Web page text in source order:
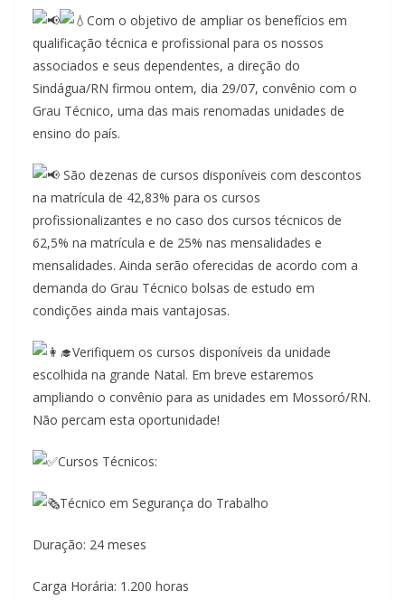
Com o objetivo de ampliar os benefícios em
qualificação técnica e profissional para os nossos
associados e seus dependentes, a direção do
Sindágua/RN firmou ontem, dia 29/07, convênio com o
Grau Técnico, uma das mais renomadas unidades de
ensino do país.
São dezenas de cursos disponíveis com descontos
na matrícula de 42,83% para os cursos
profissionalizantes e no caso dos cursos técnicos de
62,5% na matrícula e de 25% nas mensalidades e
mensalidades. Ainda serão oferecidas de acordo com a
demanda do Grau Técnico bolsas de estudo em
condições ainda mais vantajosas.
Verifiquem os cursos disponíveis da unidade
escolhida na grande Natal. Em breve estaremos
ampliando o convênio para as unidades em Mossoró/RN.
Não percam esta oportunidade!
Cursos Técnicos:
Técnico em Segurança do Trabalho
Duração: 24 meses
Carga Horária: 1.200 horas